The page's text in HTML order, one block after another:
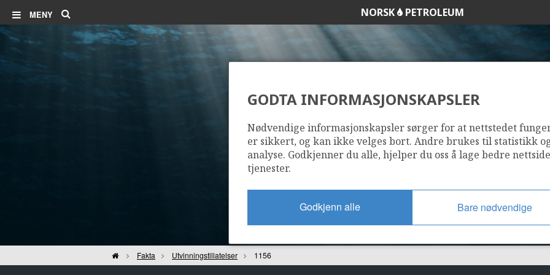
MENY NORSK PETROLEUM
1156
Hjem Fakta Utvinningstillatelser 1156
GODTA INFORMASJONSKAPSLER
Nødvendige informasjonskapsler sørger for at nettstedet
er sikkert, og kan ikke velges bort. Andre brukes til statistikk
analyse. Godkjenner du alle, hjelper du oss å lage bedre
tjenester.
Godkjenn alle Bare nødvendige